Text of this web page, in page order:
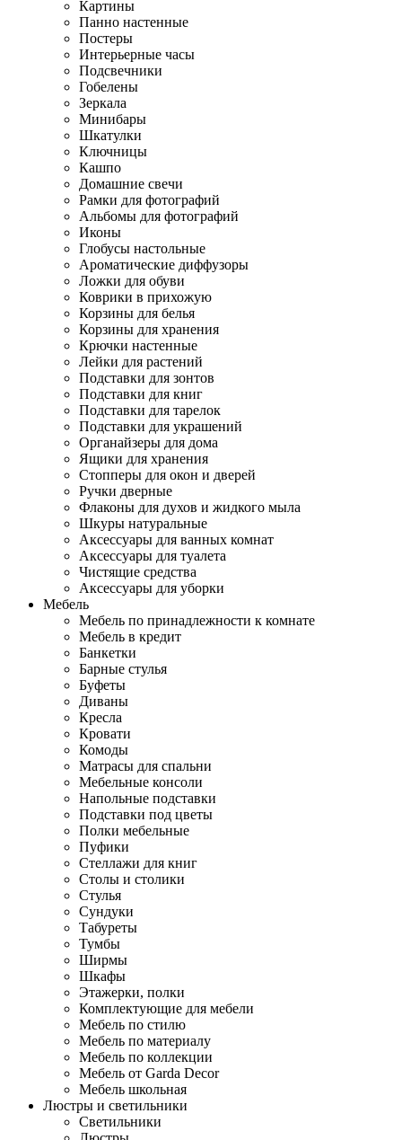
Картины
Панно настенные
Постеры
Интерьерные часы
Подсвечники
Гобелены
Зеркала
Минибары
Шкатулки
Ключницы
Кашпо
Домашние свечи
Рамки для фотографий
Альбомы для фотографий
Иконы
Глобусы настольные
Ароматические диффузоры
Ложки для обуви
Коврики в прихожую
Корзины для белья
Корзины для хранения
Крючки настенные
Лейки для растений
Подставки для зонтов
Подставки для книг
Подставки для тарелок
Подставки для украшений
Органайзеры для дома
Ящики для хранения
Стопперы для окон и дверей
Ручки дверные
Флаконы для духов и жидкого мыла
Шкуры натуральные
Аксессуары для ванных комнат
Аксессуары для туалета
Чистящие средства
Аксессуары для уборки
Мебель
Мебель по принадлежности к комнате
Мебель в кредит
Банкетки
Барные стулья
Буфеты
Диваны
Кресла
Кровати
Комоды
Матрасы для спальни
Мебельные консоли
Напольные подставки
Подставки под цветы
Полки мебельные
Пуфики
Стеллажи для книг
Столы и столики
Стулья
Сундуки
Табуреты
Тумбы
Ширмы
Шкафы
Этажерки, полки
Комплектующие для мебели
Мебель по стилю
Мебель по материалу
Мебель по коллекции
Мебель от Garda Decor
Мебель школьная
Люстры и светильники
Светильники